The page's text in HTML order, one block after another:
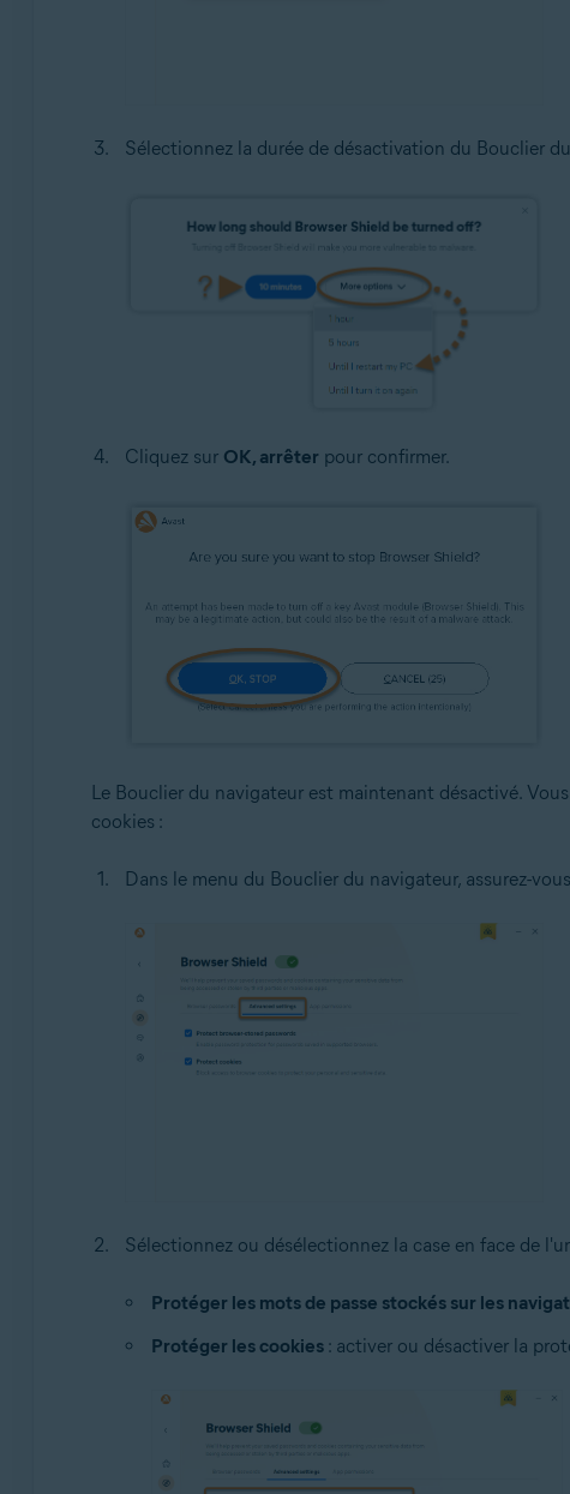
Sélectionnez la durée de désactivation du Bouclier
Cliquez sur OK, arrêter pour confirmer.
Le Bouclier du navigateur est maintenant désactivé.
cookies :
Dans le menu du Bouclier du navigateur, assurez-
Sélectionnez ou désélectionnez la case en face de
Protéger les mots de passe stockés sur les
Protéger les cookies: activer ou désactiver la